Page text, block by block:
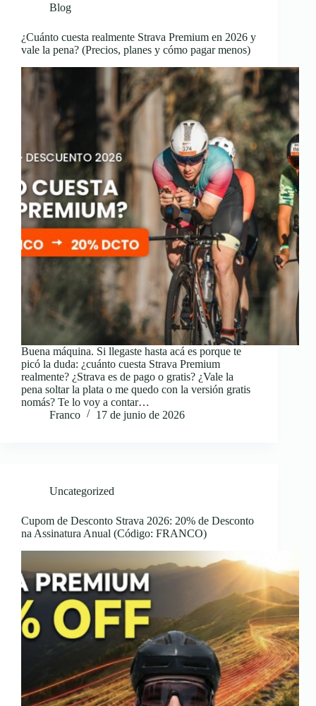
Blog
¿Cuánto cuesta realmente Strava Premium en 2026 y
vale la pena? (Precios, planes y cómo pagar menos)
Buena máquina. Si llegaste hasta acá es porque te
picó la duda: ¿cuánto cuesta Strava Premium
realmente? ¿Strava es de pago o gratis? ¿Vale la
pena soltar la plata o me quedo con la versión gratis
nomás? Te lo voy a contar…
Franco
17 de junio de 2026
Uncategorized
Cupom de Desconto Strava 2026: 20% de Desconto
na Assinatura Anual (Código: FRANCO)